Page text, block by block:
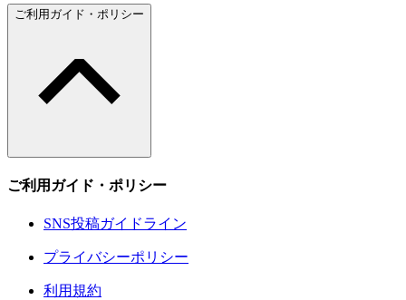
ご利用ガイド・ポリシー
ご利用ガイド・ポリシー
SNS投稿ガイドライン
プライバシーポリシー
利用規約